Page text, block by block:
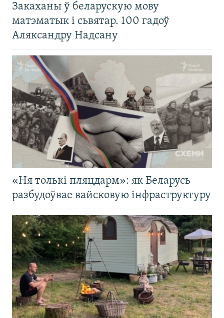
Закаханы ў беларускую мову
матэматык і сьвятар. 100 гадоў
Аляксандру Надсану
«Ня толькі пляцдарм»: як Беларусь
разбудоўвае вайсковую інфраструктуру